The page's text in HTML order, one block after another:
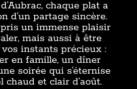
chaque plat a
d’un partage sincère.
un immense plaisir
mais aussi à être
instants précieux :
en famille, un dîner
soirée qui s’éternise
chaud et clair d’août.